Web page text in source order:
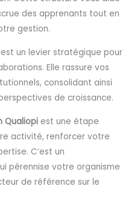
des apprenants tout en
gestion.
un levier stratégique pour
Elle rassure vos
consolidant ainsi
de croissance.
Qualiopi est une étape
activité, renforcer votre
C’est un
pérennise votre organisme
de référence sur le